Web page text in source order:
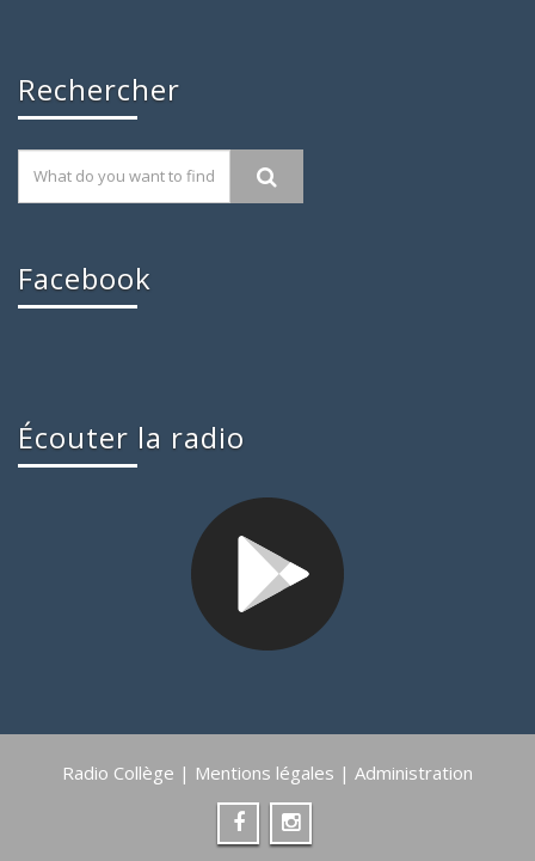
Rechercher
Facebook
Écouter la radio
Radio Collège | Mentions légales | Administration